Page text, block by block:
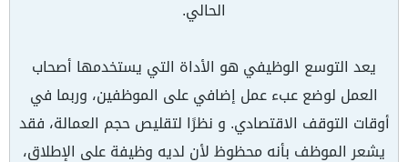
الحالي.
يعد التوسع الوظيفي هو الأداة التي يستخدمها أصحاب
العمل لوضع عبء عمل إضافي على الموظفين، وربما في
أوقات التوقف الاقتصادي. و نظرًا لتقليص حجم العمالة، فقد
يشعر الموظف بأنه محظوظ لأن لديه وظيفة على الإطلاق،